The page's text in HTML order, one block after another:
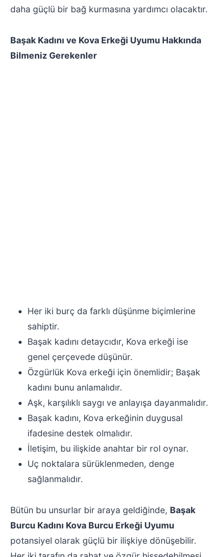
daha güçlü bir bağ kurmasına yardımcı olacaktır.
Başak Kadını ve Kova Erkeği Uyumu Hakkında
Bilmeniz Gerekenler
Her iki burç da farklı düşünme biçimlerine
sahiptir.
Başak kadını detaycıdır, Kova erkeği ise
genel çerçevede düşünür.
Özgürlük Kova erkeği için önemlidir; Başak
kadını bunu anlamalıdır.
Aşk, karşılıklı saygı ve anlayışa dayanmalıdır.
Başak kadını, Kova erkeğinin duygusal
ifadesine destek olmalıdır.
İletişim, bu ilişkide anahtar bir rol oynar.
Uç noktalara sürüklenmeden, denge
sağlanmalıdır.
Bütün bu unsurlar bir araya geldiğinde, Başak
Burcu Kadını Kova Burcu Erkeği Uyumu
potansiyel olarak güçlü bir ilişkiye dönüşebilir.